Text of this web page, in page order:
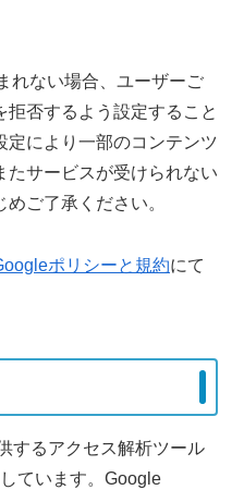
れない場合、ユーザーご
拒否するよう設定すること
定により一部のコンテンツ
たサービスが受けられない
ご了承ください。
ポリシーと規約にて
するアクセス解析ツール
ています。Google